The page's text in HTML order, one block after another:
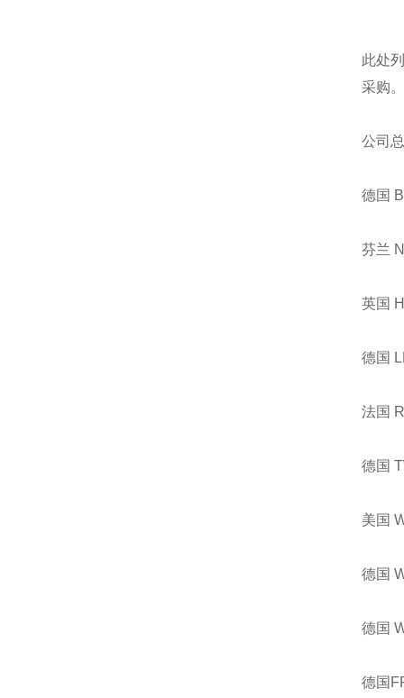
此处
采购。
公司
德国
芬兰
英国
德国
法国
德国
美国
德国
德国
德国